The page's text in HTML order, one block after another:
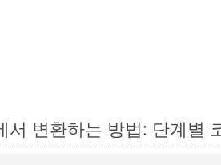
서 변환하는 방법: 단계별